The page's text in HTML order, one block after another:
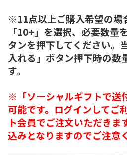
※11点以上ご購入希望の場
「10+」を選択、必要数量
タンを押下してください。
入れる」ボタン押下時の数
す。
※「ソーシャルギフトで送
可能です。ログインしてご
ト会員でご注文いただきま
込みとなりますのでご注意